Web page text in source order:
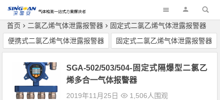
深国安
首页 二氯乙烯气体泄露报警器
固定式二氯乙烯气体泄露报警器
便携式二氯乙烯气体泄露报警器
固定式二氯乙烯气体泄露报警器
SGA-502/503/504-固定式隔爆型二氯乙
烯多合一气体报警器
2019年11月25日 1,506人围观